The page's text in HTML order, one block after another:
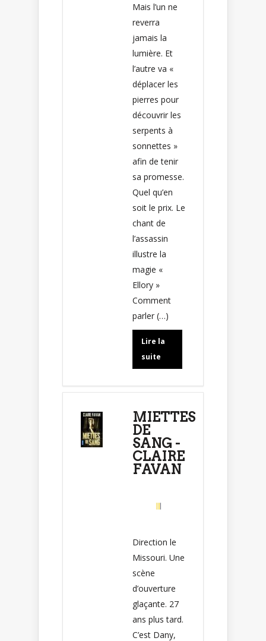
Mais l’un ne
reverra
jamais la
lumière. Et
l’autre va «
déplacer les
pierres pour
découvrir les
serpents à
sonnettes »
afin de tenir
sa promesse.
Quel qu’en
soit le prix. Le
chant de
l’assassin
illustre la
magie «
Ellory »
Comment
parler (…)
Lire la
suite
MIETTES
DE
SANG -
CLAIRE
FAVAN
Direction le
Missouri. Une
scène
d’ouverture
glaçante. 27
ans plus tard.
C’est Dany,